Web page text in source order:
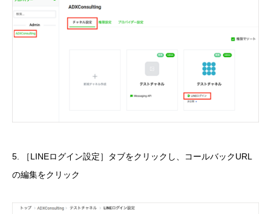
5. ［LINEログイン設定］タブをクリックし、コールバックURL
の編集をクリック